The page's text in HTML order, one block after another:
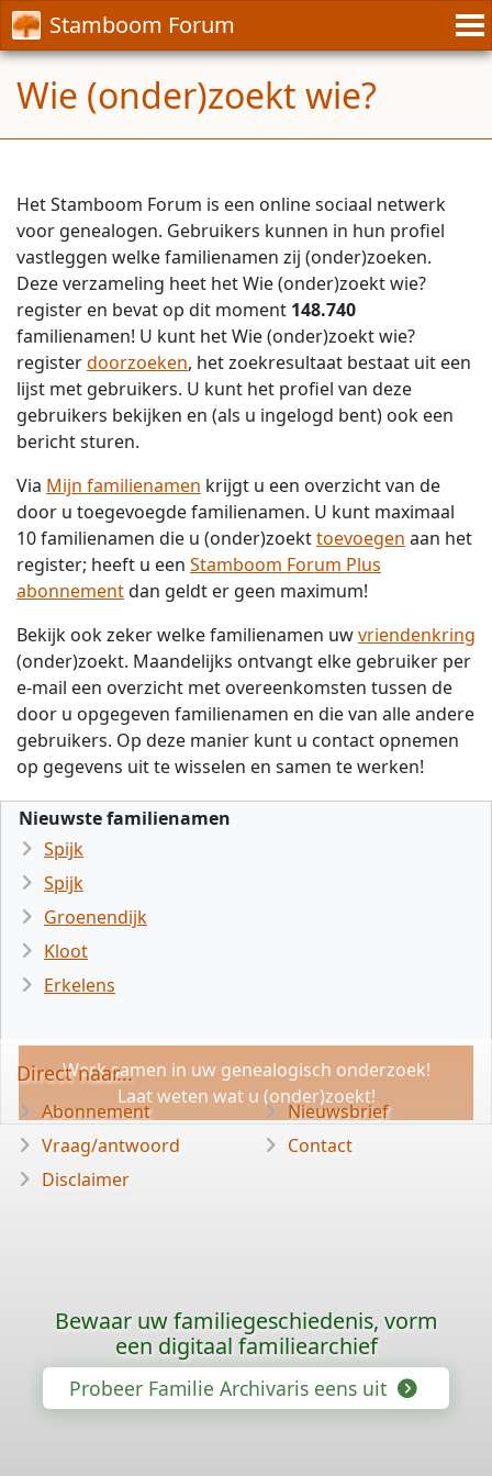
Stamboom Forum
Wie (onder)zoekt wie?
Het Stamboom Forum is een online sociaal netwerk
voor genealogen. Gebruikers kunnen in hun profiel
vastleggen welke familienamen zij (onder)zoeken.
Deze verzameling heet het Wie (onder)zoekt wie?
register en bevat op dit moment 148.740
familienamen! U kunt het Wie (onder)zoekt wie?
registerdoorzoeken, het zoekresultaat bestaat uit een
lijst met gebruikers. U kunt het profiel van deze
gebruikers bekijken en (als u ingelogd bent) ook een
bericht sturen.
Via Mijn familienamen krijgt u een overzicht van de
door u toegevoegde familienamen. U kunt maximaal
10 familienamen die u (onder)zoekttoevoegen aan het
register; heeft u een Stamboom Forum Plus
abonnementdan geldt er geen maximum!
Bekijk ook zeker welke familienamen uwvriendenkring
(onder)zoekt. Maandelijks ontvangt elke gebruiker per
e-mail een overzicht met overeenkomsten tussen de
door u opgegeven familienamen en die van alle andere
gebruikers. Op deze manier kunt u contact opnemen
op gegevens uit te wisselen en samen te werken!
Nieuwste familienamen
Spijk
Spijk
Groenendijk
Kloot
Erkelens
Werk samen in uw genealogisch onderzoek!
Laat weten wat u (onder)zoekt!
Direct naar...
Abonnement
Vraag/antwoord
Disclaimer
Nieuwsbrief
Contact
Bewaar uw familiegeschiedenis, vorm
een digitaal familiearchief
Probeer Familie Archivaris eens uit